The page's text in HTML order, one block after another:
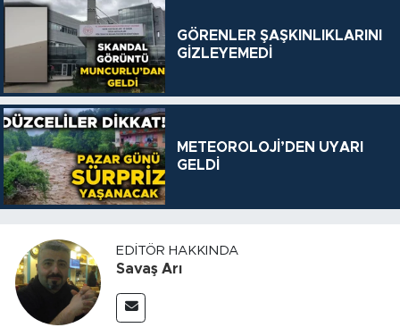
GÖRENLER ŞAŞKINLIKLARINI
GİZLEYEMEDİ
METEOROLOJİ’DEN UYARI
GELDİ
EDITÖR HAKKINDA
Savaş Arı